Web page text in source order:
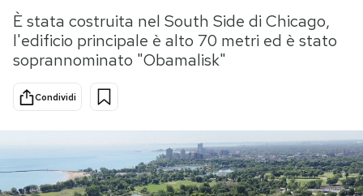
Politica
Tecnologia
Scienza
Sport
Consumismi
Storie/Idee
Altrecose
Mondiali calcio 2026
È stata costruita nel South Side di Chicago,
l'edificio principale è alto 70 metri ed è stato
soprannominato "Obamalisk"
Condividi